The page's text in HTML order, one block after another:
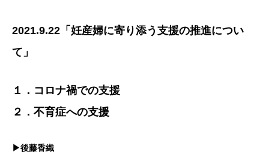
2021.9.22「妊産婦に寄り添う支援の推進につい
て」
１．コロナ禍での支援
２．不育症への支援
▶後藤香織